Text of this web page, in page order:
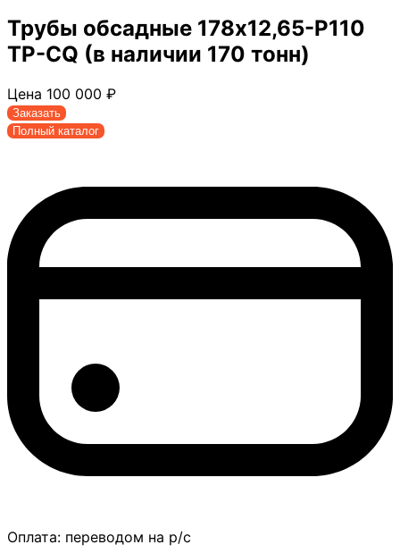
Трубы обсадные 178х12,65-Р110
TP-CQ (в наличии 170 тонн)
Цена 100 000 ₽
Заказать
Полный каталог
Оплата: переводом на р/с